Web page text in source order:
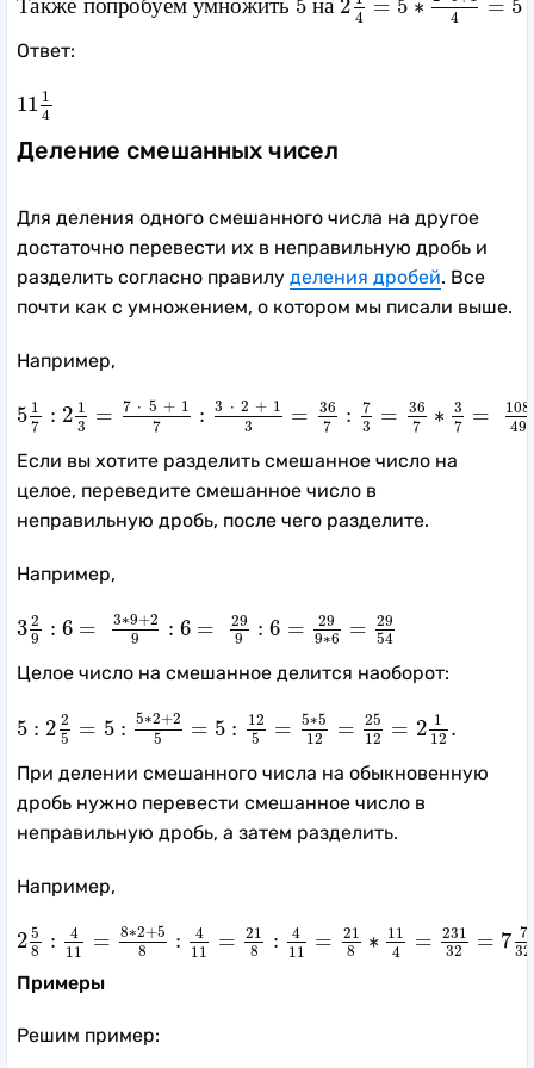
Также попробуем умножить 5 на 2 4 = 5 ∗
4
= 5
Ответ:
11 1
4
11 14
Деление смешанных чисел
Для деления одного смешанного числа на другое
достаточно перевести их в неправильную дробь и
разделить согласно правилу деления дробей. Все
почти как с умножением, о котором мы писали выше.
Например,
5 1
7
: 2 1
3
= 7 ⋅ 5 + 1
7
: 3 ⋅ 2 + 1
3
=
36
7
:
7
3
=
36
7
∗ 3
7 =
108
49
5 1 2 13 ⋅5 +1 7: 3 + 1 3 =36 3= 367 37 108 =2
Если вы хотите разделить смешанное число на
целое, переведите смешанное число в
неправильную дробь, после чего разделите.
Например,
3 2
9
: 6 = 3∗9+2
9
: 6 =
29
9
: 6 =
29
9∗6 = 29
54
3 2 6 ∗9+2 6 299: =29 ∗ 2954
Целое число на смешанное делится наоборот:
5 : 2 2
5
= 5 : 5∗2+2
5
= 5 :
12
5
= 5∗5
12
= 25
12
= 2 1
12 .
25 ∗2+2 5= ∗512 25 1
При делении смешанного числа на обыкновенную
дробь нужно перевести смешанное число в
неправильную дробь, а затем разделить.
Например,
2 5
8
:
4
11
= 8∗2+5
8
:
4
11
= 21
8
:
4
11
=
21
8
∗ 11
4
= 231
32
= 7 7
32
2 5 4 8∗2+ 8: =21 4 21 ∗11 231 32 7
Примеры
Решим пример: